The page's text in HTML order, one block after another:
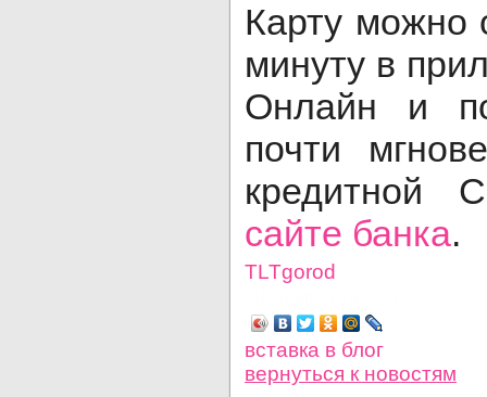
Карту можно
минуту в
Онлайн и
почти
кредитной
сайте банка.
TLTgorod
вставка в блог
вернуться к новостям